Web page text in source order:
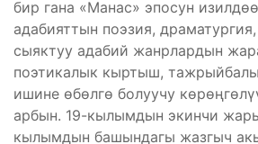
бир гана «Манас» эпосун
адабияттын поэзия,
сыяктуу адабий жанрлардын
поэтикалык кыртыш,
ишине өбөлгө болуучу
арбын. 19-кылымдын экинчи
кылымдын башындагы жазгыч